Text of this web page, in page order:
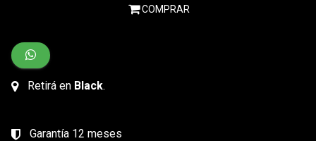
COMPRAR
Retirá en Black.
Garantía 12 meses